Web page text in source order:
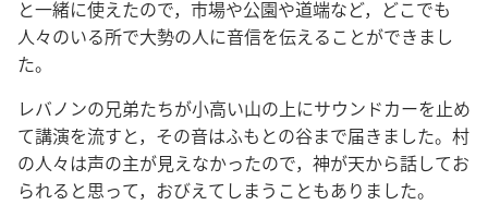
と一緒に使えたので，市場や公園や道端など，どこでも
人々のいる所で大勢の人に音信を伝えることができまし
た。
レバノンの兄弟たちが小高い山の上にサウンドカーを止め
て講演を流すと，その音はふもとの谷まで届きました。村
の人々は声の主が見えなかったので，神が天から話してお
られると思って，おびえてしまうこともありました。